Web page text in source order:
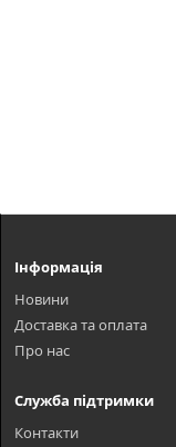
Інформація
Новини
Доставка та оплата
Про нас
Служба підтримки
Контакти